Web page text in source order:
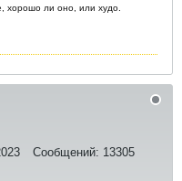
хорошо ли оно, или худо.
Сообщений: 13305